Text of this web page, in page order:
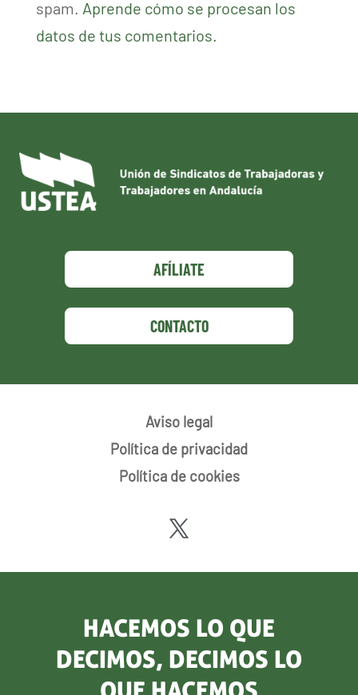
spam. Aprende cómo se procesan los
datos de tus comentarios.
AFÍLIATE
CONTACTO
Aviso legal
Política de privacidad
Política de cookies
HACEMOS LO QUE
DECIMOS, DECIMOS LO